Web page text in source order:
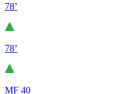
78’
78’
MF 40